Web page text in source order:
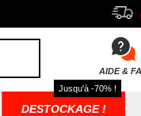
AIDE &
DESTOCKAGE !
Jusqu'à -70% !